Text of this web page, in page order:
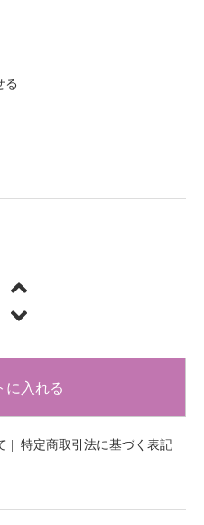
る
に入れる
特定商取引法に基づく表記